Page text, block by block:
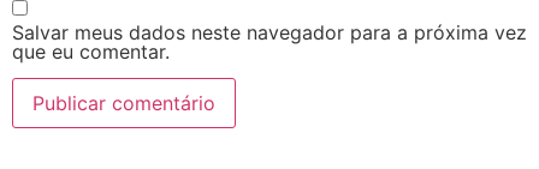
Salvar meus dados neste navegador para a próxima vez
que eu comentar.